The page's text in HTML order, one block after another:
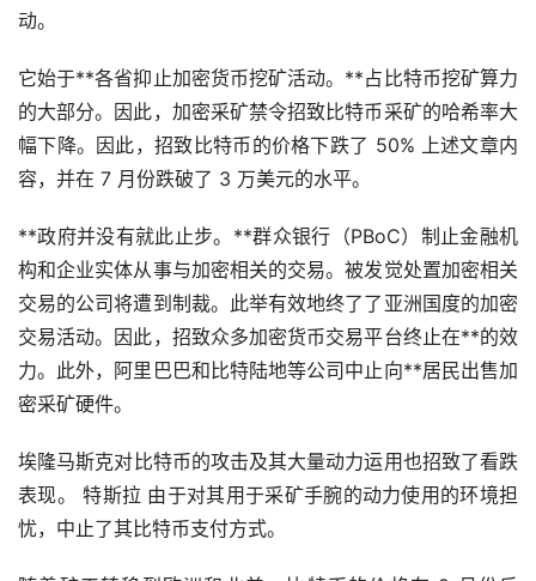
动。
它始于**各省抑止加密货币挖矿活动。**占比特币挖矿算力
的大部分。因此，加密采矿禁令招致比特币采矿的哈希率大
幅下降。因此，招致比特币的价格下跌了 50% 上述文章内
容，并在 7 月份跌破了 3 万美元的水平。
**政府并没有就此止步。**群众银行（PBoC）制止金融机
构和企业实体从事与加密相关的交易。被发觉处置加密相关
交易的公司将遭到制裁。此举有效地终了了亚洲国度的加密
交易活动。因此，招致众多加密货币交易平台终止在**的效
力。此外，阿里巴巴和比特陆地等公司中止向**居民出售加
密采矿硬件。
埃隆马斯克对比特币的攻击及其大量动力运用也招致了看跌
表现。 特斯拉 由于对其用于采矿手腕的动力使用的环境担
忧，中止了其比特币支付方式。